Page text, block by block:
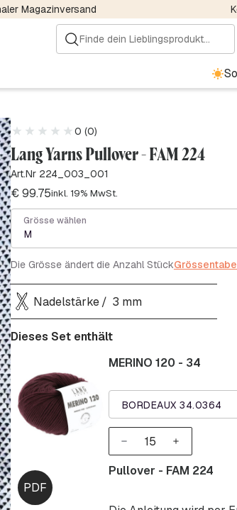
Magazinversand
0 (0)
Lang Yarns Pullover - FAM 224
Art.Nr 224_003_001
€99.75inkl. 19% MwSt.
Grösse wählen
M
Die Grösse ändert die Anzahl Stück
Nadelstärke 3 mm
Dieses Set enthält
BORDEAUX 34.0364
MERINO 120 - 34
Pullover - FAM 224